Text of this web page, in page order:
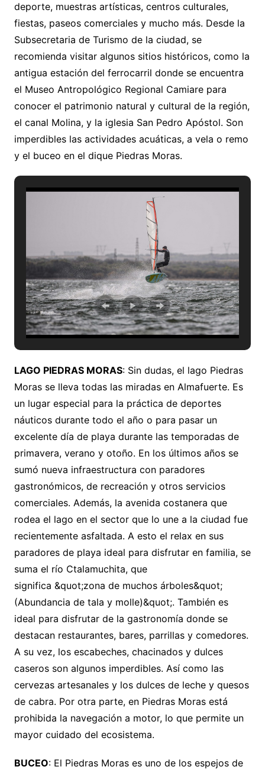
deporte, muestras artísticas, centros culturales,
fiestas, paseos comerciales y mucho más. Desde la
Subsecretaria de Turismo de la ciudad, se
recomienda visitar algunos sitios históricos, como la
antigua estación del ferrocarril donde se encuentra
el Museo Antropológico Regional Camiare para
conocer el patrimonio natural y cultural de la región,
el canal Molina, y la iglesia San Pedro Apóstol. Son
imperdibles las actividades acuáticas, a vela o remo
y el buceo en el dique Piedras Moras.
LAGO PIEDRAS MORAS: Sin dudas, el lago Piedras
Moras se lleva todas las miradas en Almafuerte. Es
un lugar especial para la práctica de deportes
náuticos durante todo el año o para pasar un
excelente día de playa durante las temporadas de
primavera, verano y otoño. En los últimos años se
sumó nueva infraestructura con paradores
gastronómicos, de recreación y otros servicios
comerciales. Además, la avenida costanera que
rodea el lago en el sector que lo une a la ciudad fue
recientemente asfaltada. A esto el relax en sus
paradores de playa ideal para disfrutar en familia, se
suma el río Ctalamuchita, que
significa &quot;zona de muchos árboles&quot;
(Abundancia de tala y molle)&quot;. También es
ideal para disfrutar de la gastronomía donde se
destacan restaurantes, bares, parrillas y comedores.
A su vez, los escabeches, chacinados y dulces
caseros son algunos imperdibles. Así como las
cervezas artesanales y los dulces de leche y quesos
de cabra. Por otra parte, en Piedras Moras está
prohibida la navegación a motor, lo que permite un
mayor cuidado del ecosistema.
BUCEO: El Piedras Moras es uno de los espejos de